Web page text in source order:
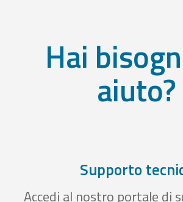
Hai
aiuto?
Supporto
Accedi al nostro portale di